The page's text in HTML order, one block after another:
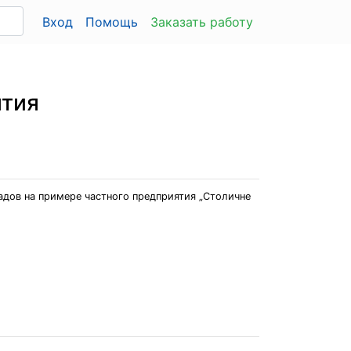
Вход Помощь Заказать работу
на примере частного предприятия „Столичне